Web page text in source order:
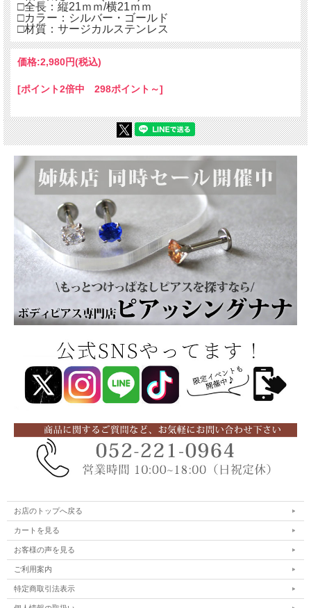
□全長：縦21ｍｍ/横21ｍｍ
□カラー：シルバー・ゴールド
□材質：サージカルステンレス
価格:2,980円(税込)
[ポイント2倍中 298ポイント～]
お店のトップへ戻る
カートを見る
お客様の声を見る
ご利用案内
特定商取引法表示